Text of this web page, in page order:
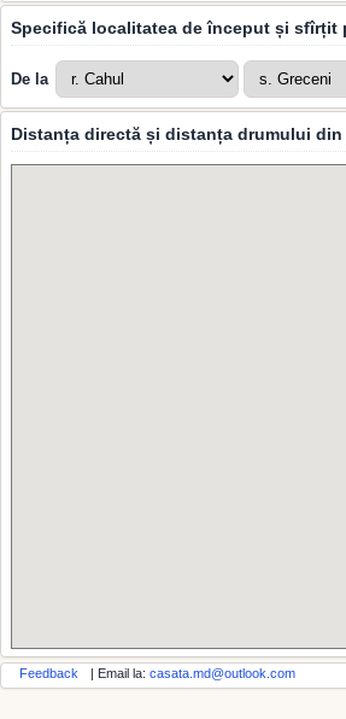
Specifică localitatea de început și sfîrțit
De la
Distanța directă și distanța drumului
Feedback | Email la: casata.md@outlook.com